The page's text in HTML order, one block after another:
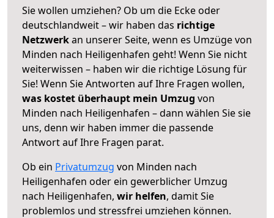
Sie wollen umziehen? Ob um die Ecke oder
deutschlandweit – wir haben das richtige
Netzwerkan unserer Seite, wenn es Umzüge von
Minden nach Heiligenhafen geht! Wenn Sie nicht
weiterwissen – haben wir die richtige Lösung für
Sie! Wenn Sie Antworten auf Ihre Fragen wollen,
was kostet überhaupt mein Umzug von
Minden nach Heiligenhafen – dann wählen Sie sie
uns, denn wir haben immer die passende
Antwort auf Ihre Fragen parat.
Ob ein Privatumzug von Minden nach
Heiligenhafen oder ein gewerblicher Umzug
nach Heiligenhafen, wir helfen, damit Sie
problemlos und stressfrei umziehen können.